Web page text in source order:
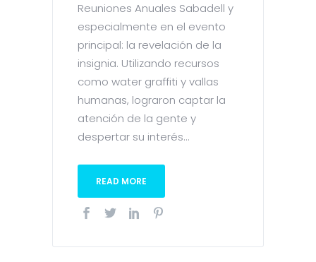
Reuniones Anuales Sabadell y
especialmente en el evento
principal: la revelación de la
insignia. Utilizando recursos
como water graffiti y vallas
humanas, lograron captar la
atención de la gente y
despertar su interés...
READ MORE